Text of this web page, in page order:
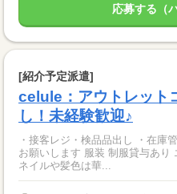
応募する（
[紹介予定派遣]
celule：アウトレット
し！未経験歓迎♪
・接客レジ・検品品出し ・在庫
お願いします 服装 制服貸与あり
ネイルや髪色は華...